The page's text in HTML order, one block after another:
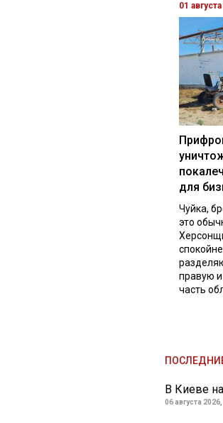
01
для
Чуйка,
это
правую
часть
В Киеве
06 августа